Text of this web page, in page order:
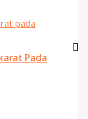
Pada